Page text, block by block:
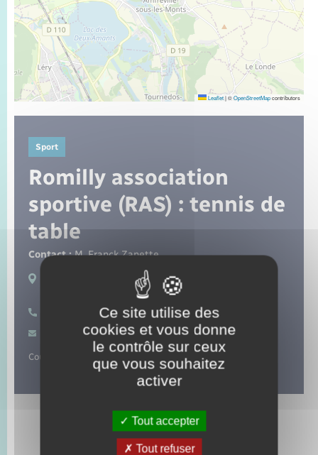
Seniors
Transports
Voirie et espace public
Leaflet|©OpenStreetMapcontributors
Sport
Romilly association
sportive (RAS) : tennis de
table
Contact :M. Franck Zanette
06 84 70 63 32
Contacter par mail
Cours de tennis de table.
Ce site utilise des
cookies et vous donne
le contrôle sur ceux
que vous souhaitez
activer
Tout accepter
Tout refuser